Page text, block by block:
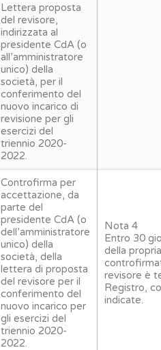
Lettera proposta
del revisore,
indirizzata al
presidente CdA (o
all’amministratore
unico) della
società, per il
conferimento del
nuovo incarico di
revisione per gli
esercizi del
triennio 2020-
2022.
Controfirma per
accettazione, da
parte del
presidente CdA (o
dell’amministratore
unico) della
società, della
lettera di proposta
del revisore per il
conferimento del
nuovo incarico per
gli esercizi del
triennio 2020-
2022.
Nota 4
Entro 30
della
revisore è
Registro,
indicate.